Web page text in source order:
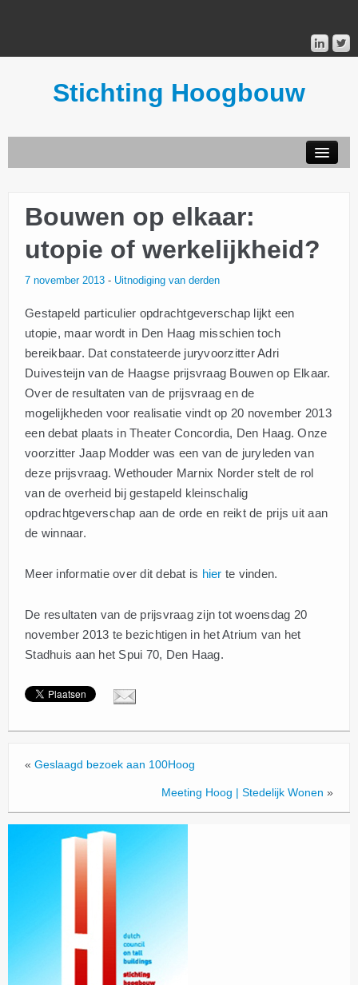
Stichting Hoogbouw
PUBLICATIES
DONATEURS
Bouwen op elkaar:
utopie of werkelijkheid?
7 november 2013 - Uitnodiging van derden
Gestapeld particulier opdrachtgeverschap lijkt een
utopie, maar wordt in Den Haag misschien toch
bereikbaar. Dat constateerde juryvoorzitter Adri
Duivesteijn van de Haagse prijsvraag Bouwen op Elkaar.
Over de resultaten van de prijsvraag en de
mogelijkheden voor realisatie vindt op 20 november 2013
een debat plaats in Theater Concordia, Den Haag. Onze
voorzitter Jaap Modder was een van de juryleden van
deze prijsvraag. Wethouder Marnix Norder stelt de rol
van de overheid bij gestapeld kleinschalig
opdrachtgeverschap aan de orde en reikt de prijs uit aan
de winnaar.
Meer informatie over dit debat is hier te vinden.
De resultaten van de prijsvraag zijn tot woensdag 20
november 2013 te bezichtigen in het Atrium van het
Stadhuis aan het Spui 70, Den Haag.
« Geslaagd bezoek aan 100Hoog
Meeting Hoog | Stedelijk Wonen »